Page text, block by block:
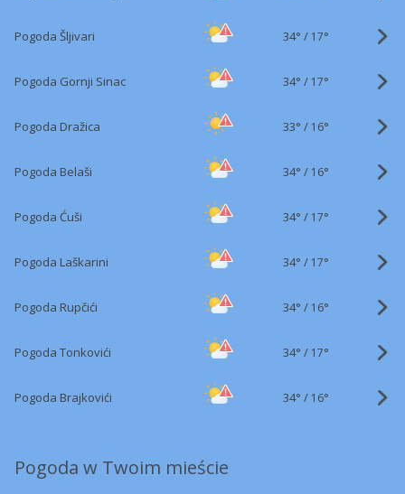
Pogoda Šljivari 34° / 17°
Pogoda Gornji Sinac 34° / 17°
Pogoda Dražica 33° / 16°
Pogoda Belaši 34° / 16°
Pogoda Ćuši 34° / 17°
Pogoda Laškarini 34° / 17°
Pogoda Rupčići 34° / 16°
Pogoda Tonkovići 34° / 17°
Pogoda Brajkovići 34° / 16°
Pogoda w Twoim mieście